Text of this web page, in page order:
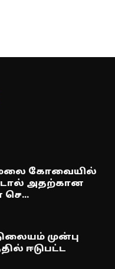
கோவையில்
அதற்கான
முன்பு
ஈடுபட்ட